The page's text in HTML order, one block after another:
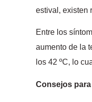
estival, existen
Entre los
aumento de la
los 42 ºC, lo
Consejos